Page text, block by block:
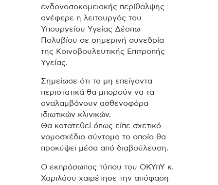
ενδονοσοκομειακής περίθαλψης
ανέφερε η λειτουργός του
Υπουργείου Υγείας Δέσπω
Πολυβίου σε σημερινή συνεδρία
της Κοινοβουλευτικής Επιτροπής
Υγείας.
Σημείωσε ότι τα μη επείγοντα
περιστατικά θα μπορούν να τα
αναλαμβάνουν ασθενοφόρα
ιδιωτικών κλινικών.
Θα κατατεθεί όπως είπε σχετικό
νομοσχέδιο σύντομα το οποίο θα
προκύψει μέσα από διαβούλευση.
Ο εκπρόσωπος τύπου του ΟΚΥπΥ κ.
Χαριλάου χαιρέτησε την απόφαση